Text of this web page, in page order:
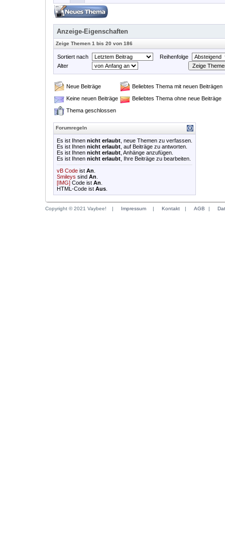
Anzeige-Eigenschaften
Zeige Themen 1 bis 20 von 186
Sortiert nach
Reihenfolge
Alter
Neue Beiträge
Beliebtes Thema mit neuen Beiträgen
Keine neuen Beiträge
Beliebtes Thema ohne neue Beiträge
Thema geschlossen
Forumregeln
Es ist Ihnen nicht erlaubt , neue Themen zu verfassen.
Es ist Ihnen nicht erlaubt , auf Beiträge zu antworten.
Es ist Ihnen nicht erlaubt , Anhänge anzufügen.
Es ist Ihnen nicht erlaubt , Ihre Beiträge zu bearbeiten.
vB Code ist An
Smileys sind An
[IMG] Code ist An
HTML-Code ist Aus
Copyright © 2021 Vaybee! | Impressum | Kontakt | AGB |